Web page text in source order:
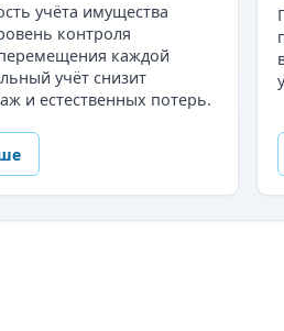
учёта имущества
контроля
каждой
учёт снизит
и естественных потерь.